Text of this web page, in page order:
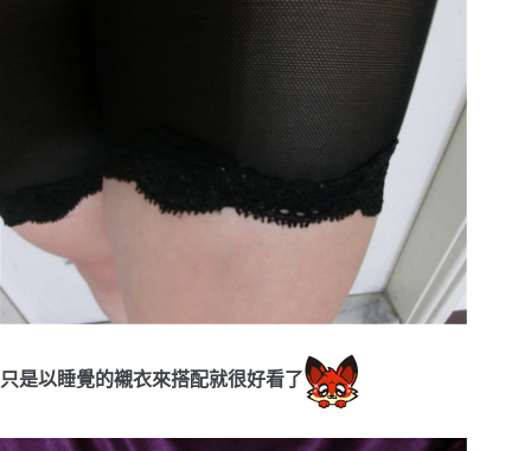
只是以睡覺的襯衣來搭配就很好看了